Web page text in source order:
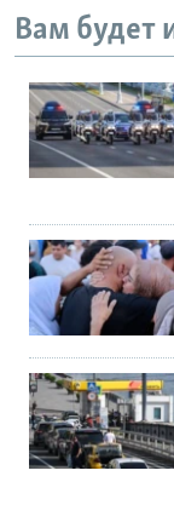
Вам будет